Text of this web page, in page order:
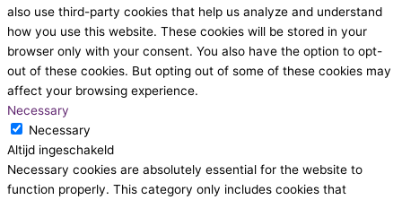
also use third-party cookies that help us analyze and understand
how you use this website. These cookies will be stored in your
browser only with your consent. You also have the option to opt-
out of these cookies. But opting out of some of these cookies may
affect your browsing experience.
Necessary
Necessary
Altijd ingeschakeld
Necessary cookies are absolutely essential for the website to
function properly. This category only includes cookies that